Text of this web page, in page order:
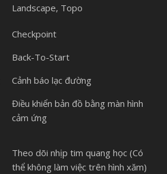
Landscape, Topo
Checkpoint
Back-To-Start
Cảnh báo lạc đường
Điều khiển bản đồ bằng màn hình
cảm ứng
Theo dõi nhịp tim quang học (Có
thể không làm việc trên hình xăm)